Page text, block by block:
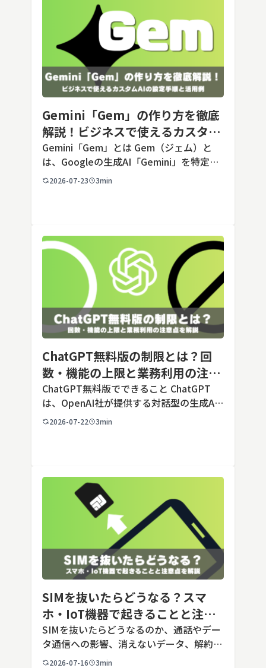
Gemini「Gem」の作り方を徹底
解説！ビジネスで使えるカスタム
AIの設定手順と活用例
Gemini「Gem」とは Gem（ジェム）と
は、Googleの生成AI「Gemini」を特定の
用途に合わせてカスタマイズできる機能で
2026-07-23 3min
ChatGPT無料版の制限とは？回
数・機能の上限と業務利用の注意
点を解説【2026年最新】
ChatGPT無料版でできること ChatGPT
は、OpenAI社が提供する対話型の生成AI
サービスです。アカウントを登録すれば無
2026-07-22 3min
SIMを抜いたらどうなる？スマ
ホ・IoT機器で起きることと注意
点を解説
SIMを抜いたらどうなるのか、通話やデー
タ通信への影響、消えないデータ、解約や
端末譲渡時の注意点を整理。さらに法人・
2026-07-16 3min